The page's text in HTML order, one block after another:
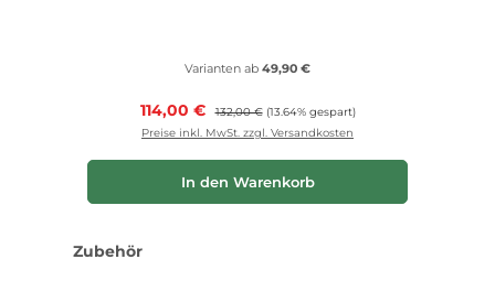
Varianten ab 49,90 €
Verkaufspreis:
114,00 € Regulärer Preis:
132,00 € (13.64% gespart)
Preise inkl. MwSt. zzgl. Versandkosten
In den Warenkorb
Produktgalerie überspringen
Zubehör